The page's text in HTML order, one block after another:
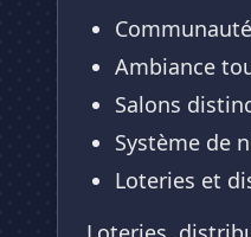
Ambiance
Salons
Système de
Loteries et